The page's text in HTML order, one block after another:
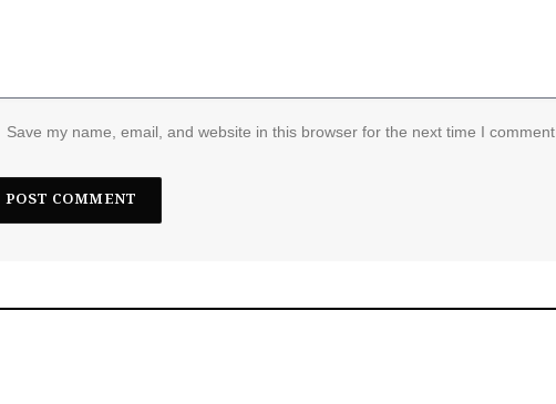
Save my name, email, and website in this browser for the next time I comment.